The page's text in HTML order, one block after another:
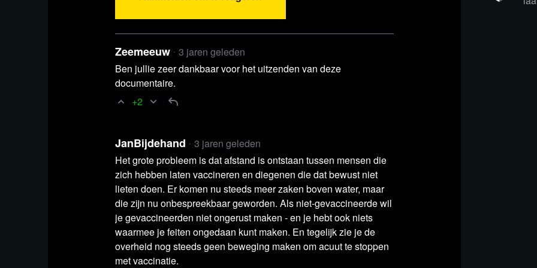
Hoewel we ervoor zorgen dat we de kosten zo minimaal
mogelijk houden, zijn er toch doorlopende kosten om
gedegen en professionele content te maken. Denk hierbij
het onderhoud van de studio. Om de continuïteit van
blckbx te waarborgen, hebben we daarom jouw hulp
nodig.
Als je deze uitzending waardeert en de urgentie van
Nederlands grootste onafhankelijke nieuwsplatform inziet,
dan nodigen we je van harte uit om ons te steunen. Alleen
Zeemeeuw
3 jaren geleden
Ben jullie zeer dankbaar voor het uitzenden van deze
documentaire.
+2
JanBijdehand
3 jaren geleden
Het grote probleem is dat afstand is ontstaan tussen mensen die
zich hebben laten vaccineren en diegenen die dat bewust niet
lieten doen. Er komen nu steeds meer zaken boven water, maar
die zijn nu onbespreekbaar geworden. Als niet-gevaccineerde wil
je gevaccineerden niet ongerust maken - en je hebt ook niets
waarmee je feiten ongedaan kunt maken. En tegelijk zie je de
overheid nog steeds geen beweging maken om acuut te stoppen
met vaccinatie.